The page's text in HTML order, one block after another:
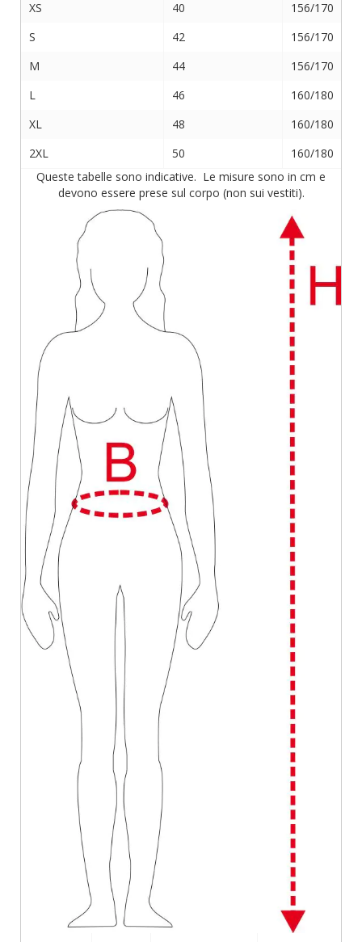
XS 40
156/170
S
42
156/170
M
44
156/170
L
46
160/180
XL
48
160/180
2XL
50
160/180
Queste tabelle sono indicative. Le misure sono in cm e
devono essere prese sul corpo (non sui vestiti).